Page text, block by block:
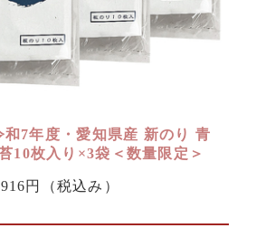
和7年度・愛知県産 新のり 青
10枚入り×3袋＜数量限定＞
円 （税込み）